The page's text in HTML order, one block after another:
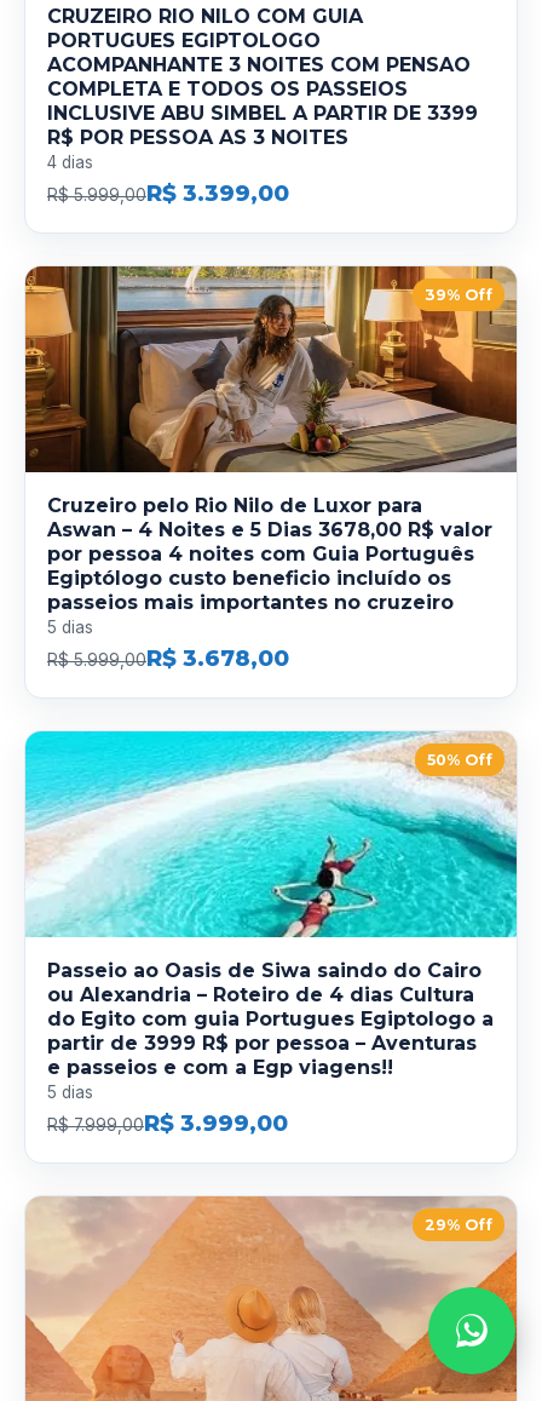
CRUZEIRO RIO NILO COM GUIA
PORTUGUES EGIPTOLOGO
ACOMPANHANTE 3 NOITES COM PENSAO
COMPLETA E TODOS OS PASSEIOS
INCLUSIVE ABU SIMBEL A PARTIR DE 3399
R$ POR PESSOA AS 3 NOITES
4 dias
R$ 5.999,00R$ 3.399,00
39% Off
Cruzeiro pelo Rio Nilo de Luxor para
Aswan – 4 Noites e 5 Dias 3678,00 R$ valor
por pessoa 4 noites com Guia Português
Egiptólogo custo beneficio incluído os
passeios mais importantes no cruzeiro
5 dias
R$ 5.999,00R$ 3.678,00
50% Off
Passeio ao Oasis de Siwa saindo do Cairo
ou Alexandria – Roteiro de 4 dias Cultura
do Egito com guia Portugues Egiptologo a
partir de 3999 R$ por pessoa – Aventuras
e passeios e com a Egp viagens!!
5 dias
R$ 7.999,00R$ 3.999,00
29% Off